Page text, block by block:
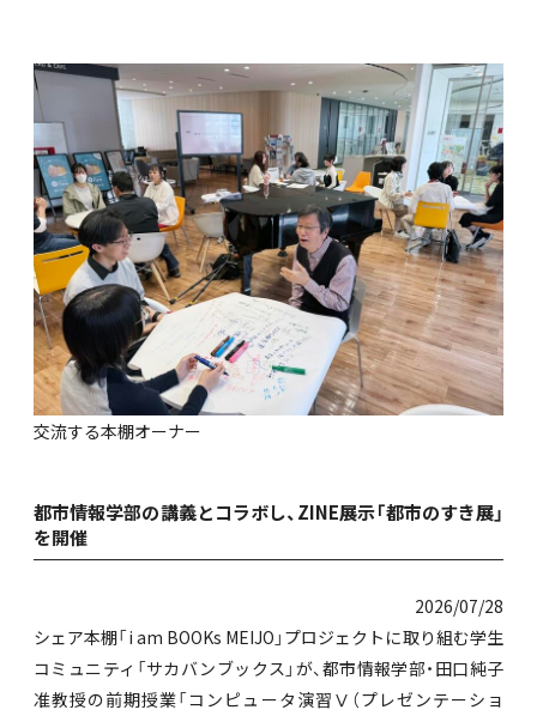
交流する本棚オーナー
都市情報学部の講義とコラボし、ZINE展示「都市のすき展」
を開催
2026/07/28
シェア本棚「i am BOOKs MEIJO」プロジェクトに取り組む学生
コミュニティ「サカバンブックス」が、都市情報学部・田口純子
准教授の前期授業「コンピュータ演習Ⅴ（プレゼンテーショ